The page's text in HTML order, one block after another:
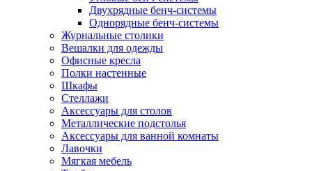
Двухрядные бенч-системы
Однорядные бенч-системы
Журнальные столики
Вешалки для одежды
Офисные кресла
Полки настенные
Шкафы
Стеллажи
Аксессуары для столов
Металлические подстолья
Аксессуары для ванной комнаты
Лавочки
Мягкая мебель